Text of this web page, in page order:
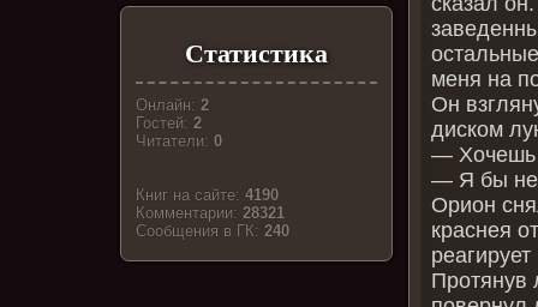
Статистика
Онлайн:2
Гостей:2
Читатели:0
Книг на сайте:4190
Комментарии:28321
Cообщения в ГК:240
меня на
Он
диском
— Хочешь
— Я бы не
Орион
краснея
Протянув